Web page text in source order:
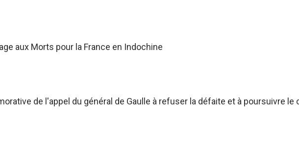
aux Morts pour la France en Indochine
de l'appel du général de Gaulle à refuser la défaite et à poursuivre